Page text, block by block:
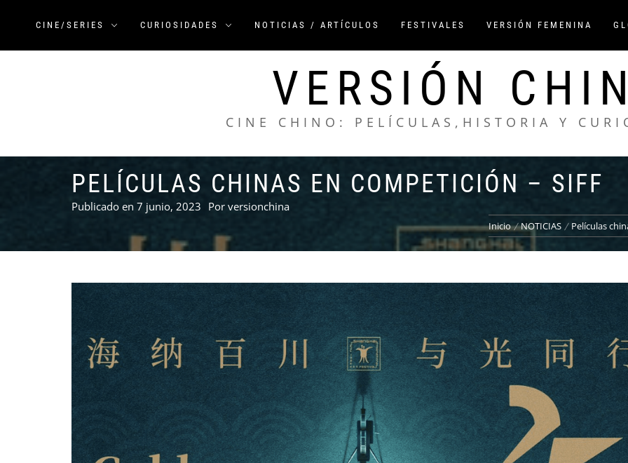
CINE/SERIES CURIOSIDADES NOTICIAS / ARTÍCULOS FESTIVALES VERSIÓN FEMENINA
VERSIÓN
CINE CHINO: PELÍCULAS,HISTORIA Y
PELÍCULAS CHINAS EN COMPETICIÓN – SIFF
Publicado en 7 junio, 2023 Por versionchina
Inicio NOTICIAS Películas